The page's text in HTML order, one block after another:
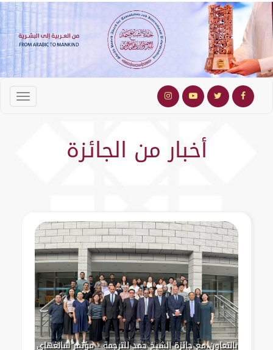
أخبار من الجائزة
بالتعاون مع جائزة الشيخ حمد للترجمة - مؤتمر شانغهاي